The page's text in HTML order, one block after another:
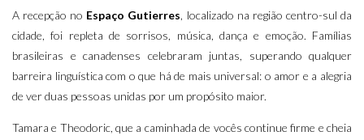
A recepção no Espaço Gutierres, localizado na região centro-sul da
cidade, foi repleta de sorrisos, música, dança e emoção. Famílias
brasileiras e canadenses celebraram juntas, superando qualquer
barreira linguística com o que há de mais universal: o amor e a alegria
de ver duas pessoas unidas por um propósito maior.
Tamara e Theodoric, que a caminhada de vocês continue firme e cheia